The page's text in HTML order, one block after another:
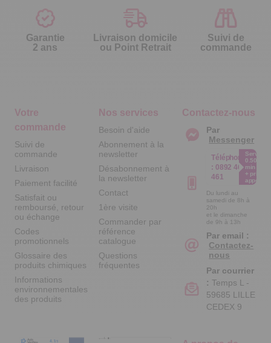
Garantie
2 ans
Livraison domicile
ou Point Retrait
Suivi de
commande
Votre
commande
Suivi de
commande
Livraison
Paiement facilité
Satisfait ou
remboursé, retour
ou échange
Codes
promotionnels
Glossaire des
produits chimiques
Informations
environnementales
des produits
Nos services
Besoin d'aide
Abonnement à la
newsletter
Désabonnement à
la newsletter
Contact
1ère visite
Commander par
référence
catalogue
Questions
fréquentes
Contactez-nous
Par
Messenger
Téléphone
: 0892 461
461
Service
0.50€ /
min
+ prix
appel
Du lundi au
samedi de 8h à
20h
et le dimanche
de 9h à 13h
Par email :
Contactez-
nous
Par courrier
: Temps L -
59685 LILLE
CEDEX 9